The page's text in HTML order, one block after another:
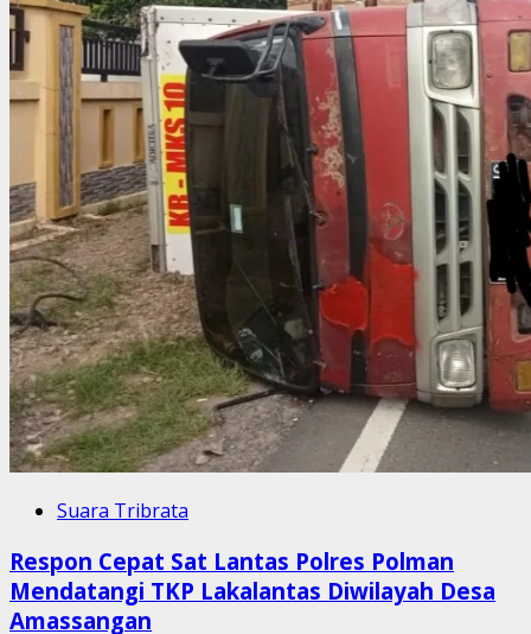
Suara Tribrata
Respon Cepat Sat Lantas Polres Polman
Mendatangi TKP Lakalantas Diwilayah Desa
Amassangan